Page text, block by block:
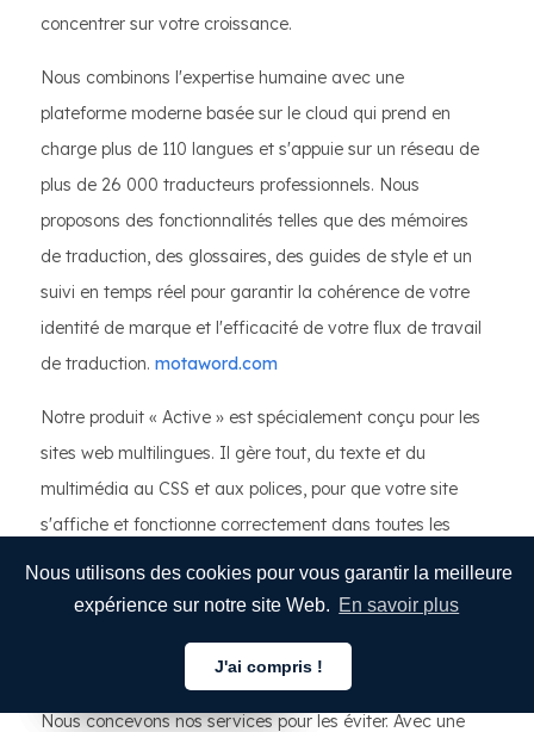
Nous utilisons des cookies pour vous garantir la meilleure
expérience sur notre site Web. En savoir plus
J'ai compris !
concentrer sur votre croissance.
Nous combinons l'expertise humaine avec une
plateforme moderne basée sur le cloud qui prend en
charge plus de 110 langues et s'appuie sur un réseau de
plus de 26 000 traducteurs professionnels. Nous
proposons des fonctionnalités telles que des mémoires
de traduction, des glossaires, des guides de style et un
suivi en temps réel pour garantir la cohérence de votre
identité de marque et l'efficacité de votre flux de travail
de traduction. motaword.com
Notre produit « Active » est spécialement conçu pour les
sites web multilingues. Il gère tout, du texte et du
multimédia au CSS et aux polices, pour que votre site
s'affiche et fonctionne correctement dans toutes les
langues et toutes les régions.
Nous connaissons les difficultés courantes en matière de
traduction, telles que l'incohérence de la terminologie, les
erreurs de référencement et les décalages culturels.
Nous concevons nos services pour les éviter. Avec une
Français
Français
Français